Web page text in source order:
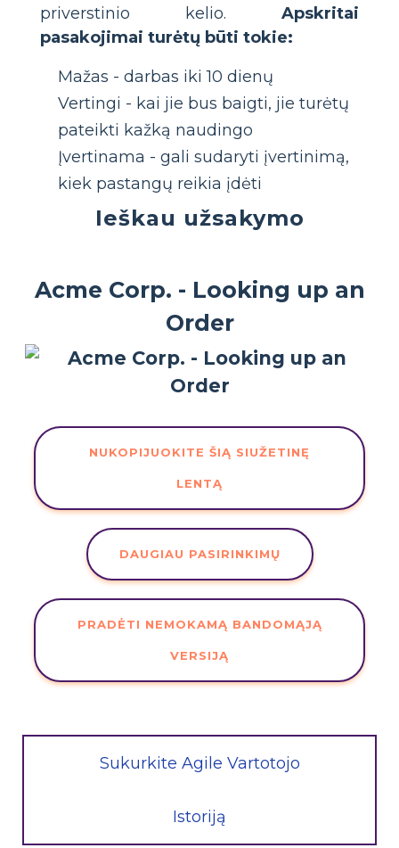
priverstinio kelio. Apskritai
pasakojimai turėtų būti tokie:
Mažas - darbas iki 10 dienų
Vertingi - kai jie bus baigti, jie turėtų
pateikti kažką naudingo
Įvertinama - gali sudaryti įvertinimą,
kiek pastangų reikia įdėti
Ieškau užsakymo
Acme Corp. - Looking up an
Order
NUKOPIJUOKITE ŠIĄ SIUŽETINĘ
LENTĄ
DAUGIAU PASIRINKIMŲ
PRADĖTI NEMOKAMĄ BANDOMĄJĄ
VERSIJĄ
Sukurkite Agile Vartotojo
Istoriją